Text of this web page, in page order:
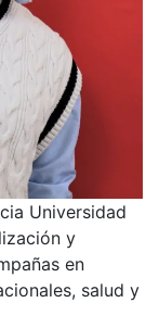
Universidad
y
en
salud y